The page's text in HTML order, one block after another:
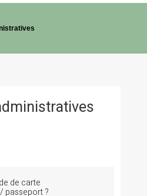
de carte
passeport ?